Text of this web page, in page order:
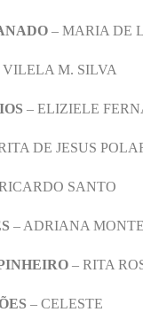
– MARIA DE
M. SILVA
– ELIZIELE
DE JESUS
SANTO
– ADRIANA
– RITA
– CELESTE